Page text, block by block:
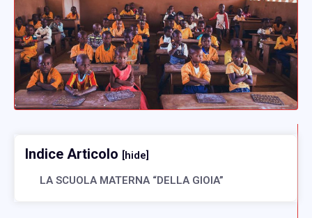
Indice Articolo
[hide]
LA SCUOLA MATERNA “DELLA GIOIA”